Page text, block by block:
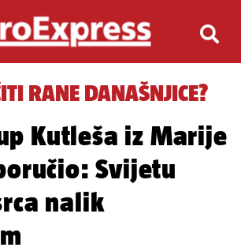
RANE DANAŠNJICE?
Kutleša iz Marije
Svijetu
nalik